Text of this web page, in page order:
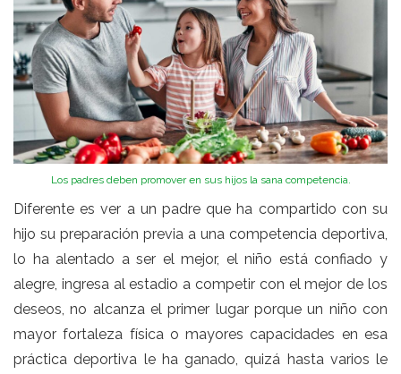
Los padres deben promover en sus hijos la sana competencia.
Diferente es ver a un padre que ha compartido con su
hijo su preparación previa a una competencia deportiva,
lo ha alentado a ser el mejor, el niño está confiado y
alegre, ingresa al estadio a competir con el mejor de los
deseos, no alcanza el primer lugar porque un niño con
mayor fortaleza física o mayores capacidades en esa
práctica deportiva le ha ganado, quizá hasta varios le